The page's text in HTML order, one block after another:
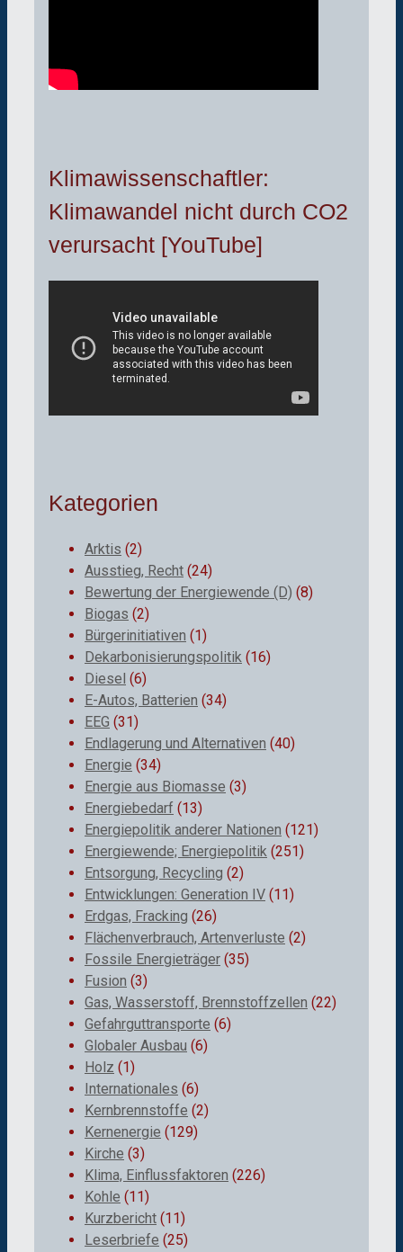
Klimawissenschaftler:
Klimawandel nicht durch CO2
verursacht [YouTube]
Kategorien
Arktis (2)
Ausstieg, Recht (24)
Bewertung der Energiewende (D) (8)
Biogas (2)
Bürgerinitiativen (1)
Dekarbonisierungspolitik (16)
Diesel (6)
E-Autos, Batterien (34)
EEG (31)
Endlagerung und Alternativen (40)
Energie (34)
Energie aus Biomasse (3)
Energiebedarf (13)
Energiepolitik anderer Nationen (121)
Energiewende; Energiepolitik (251)
Entsorgung, Recycling (2)
Entwicklungen: Generation IV (11)
Erdgas, Fracking (26)
Flächenverbrauch, Artenverluste (2)
Fossile Energieträger (35)
Fusion (3)
Gas, Wasserstoff, Brennstoffzellen (22)
Gefahrguttransporte (6)
Globaler Ausbau (6)
Holz (1)
Internationales (6)
Kernbrennstoffe (2)
Kernenergie (129)
Kirche (3)
Klima, Einflussfaktoren (226)
Kohle (11)
Kurzbericht (11)
Leserbriefe (25)